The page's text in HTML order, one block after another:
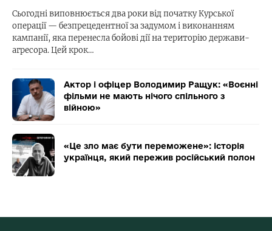
Сьогодні виповнюється два роки від початку Курської
операції — безпрецедентної за задумом і виконанням
кампанії, яка перенесла бойові дії на територію держави-
агресора. Цей крок…
Актор і офіцер Володимир Ращук: «Воєнні
фільми не мають нічого спільного з
війною»
«Це зло має бути переможене»: історія
українця, який пережив російський полон